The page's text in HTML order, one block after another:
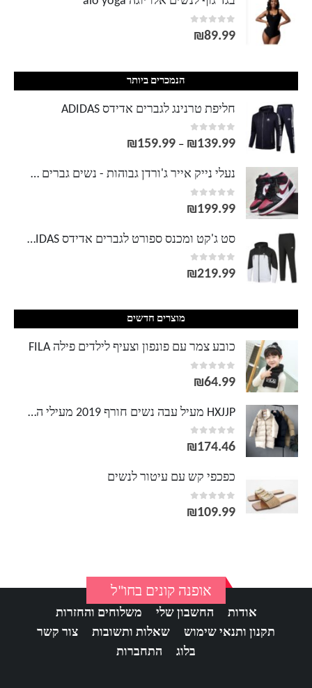
0
out of 5
₪89.99
הנמכרים ביותר
חליפת טרנינג לגברים אדידס ADIDAS
0
out of 5
₪139.99
–
₪159.99
נעלי נייק אייר ג'ורדן גבוהות - נשים גברים NIKE AIR JORDAN
0
out of 5
₪199.99
סט ג'קט ומכנס ספורט לגברים אדידס ADIDAS
0
out of 5
₪219.99
מוצרים חדשים
כובע צמר עם פונפון וצעיף לילדים פילה FILA
0
out of 5
₪64.99
HXJJP מעיל עבה נשים חורף 2019 מעילי הלבשה עליונה נקבה ארוך מזדמן חם מעיל גדול מכנסיים
0
out of 5
₪174.46
כפכפי קש עם עיטור לנשים
0
out of 5
₪109.99
אופנה קונים בחו"ל
אודות החשבון שלי
משלוחים והחזרות
תקנון ותנאי שימוש
שאלות ותשובות
צור קשר
בלוג
התחברות